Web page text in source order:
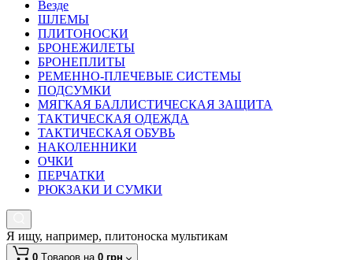
Везде
ШЛЕМЫ
ПЛИТОНОСКИ
БРОНЕЖИЛЕТЫ
БРОНЕПЛИТЫ
РЕМЕННО-ПЛЕЧЕВЫЕ СИСТЕМЫ
ПОДСУМКИ
МЯГКАЯ БАЛЛИСТИЧЕСКАЯ ЗАЩИТА
ТАКТИЧЕСКАЯ ОДЕЖДА
ТАКТИЧЕСКАЯ ОБУВЬ
НАКОЛЕННИКИ
ОЧКИ
ПЕРЧАТКИ
РЮКЗАКИ И СУМКИ
Я ищу, например, плитоноска мультикам
0 Tоваров,на 0 грн